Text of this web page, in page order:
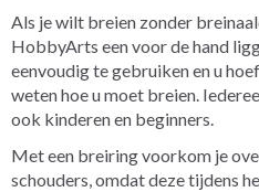
Als je wilt breien zonder
HobbyArts een voor de hand
eenvoudig te gebruiken en u
weten hoe u moet breien.
ook kinderen en beginners.
Met een breiring voorkom je
schouders, omdat deze tijdens